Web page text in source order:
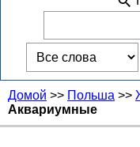
Домой >> Польша >>
Аквариумные